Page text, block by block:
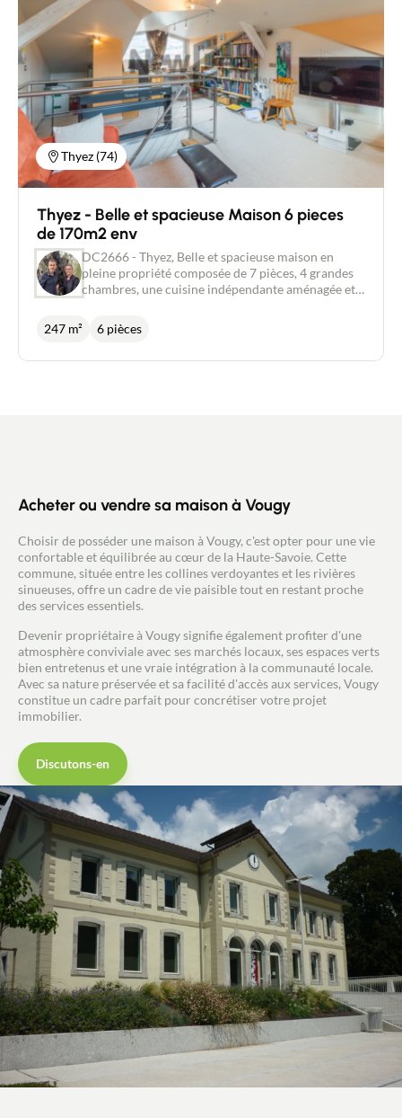
Contacter un conseiller
Estimer/Vendre
Acheter
Recrutement
Actualités
Guides
Contact
Thyez (74)
Thyez - Belle et spacieuse Maison 6 pieces
de 170m2 env
DC2666 - Thyez, Belle et spacieuse maison en
pleine propriété composée de 7 pièces, 4 grandes
chambres, une cuisine indépendante aménagée et
une grande pièce mansardé pouvant faire office de
belle chambre spacieuse ou autres. Cave,
247 m² 6 pièces
Acheter ou vendre sa maison à Vougy
Choisir de posséder une maison à Vougy, c'est opter pour une vie
confortable et équilibrée au cœur de la Haute-Savoie. Cette
commune, située entre les collines verdoyantes et les rivières
sinueuses, offre un cadre de vie paisible tout en restant proche
des services essentiels.
Devenir propriétaire à Vougy signifie également profiter d'une
atmosphère conviviale avec ses marchés locaux, ses espaces verts
bien entretenus et une vraie intégration à la communauté locale.
Avec sa nature préservée et sa facilité d'accès aux services, Vougy
constitue un cadre parfait pour concrétiser votre projet
immobilier.
Discutons-en